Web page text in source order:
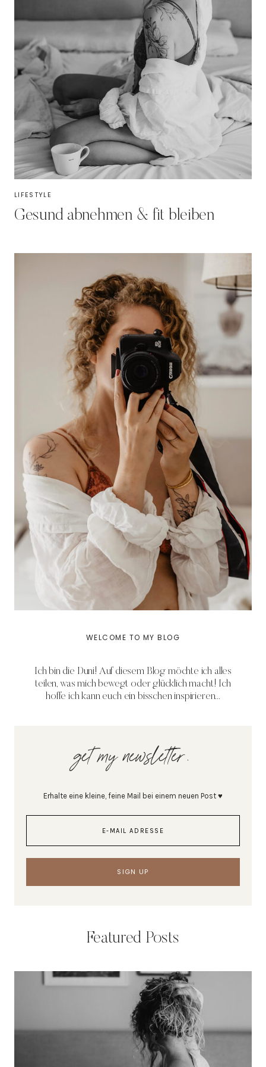
LIFESTYLE
Gesund abnehmen & fit bleiben
WELCOME TO MY BLOG
Ich bin die Duni! Auf diesem Blog möchte ich alles
teilen, was mich bewegt oder glücklich macht! Ich
hoffe ich kann euch ein bisschen inspirieren...
get my newsletter.
Erhalte eine kleine, feine Mail bei einem neuen Post ♥
Featured Posts